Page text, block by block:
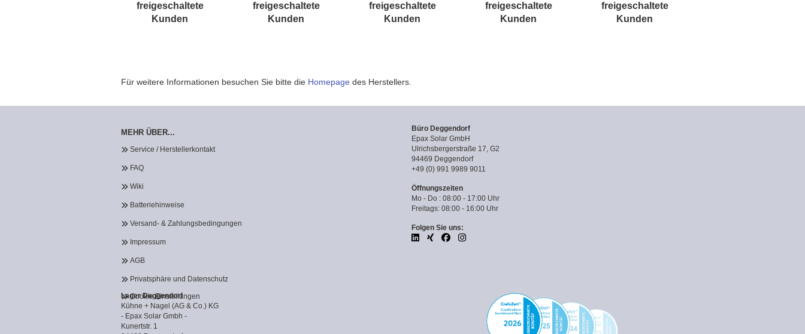
freigeschaltete
Kunden
freigeschaltete
Kunden
freigeschaltete
Kunden
freigeschaltete
Kunden
freigeschaltete
Kunden
Für weitere Informationen besuchen Sie bitte die Homepage des Herstellers.
MEHR ÜBER...
Service / Herstellerkontakt
FAQ
Wiki
Batteriehinweise
Versand- & Zahlungsbedingungen
Impressum
AGB
Privatsphäre und Datenschutz
Cookie Einstellungen
Büro Deggendorf
Epax Solar GmbH
Ulrichsbergerstraße 17, G2
94469 Deggendorf
+49 (0) 991 9989 9011
Öffnungszeiten
Mo - Do : 08:00 - 17:00 Uhr
Freitags: 08:00 - 16:00 Uhr
Folgen Sie uns:
Lager Deggendorf
Kühne + Nagel (AG & Co.) KG
- Epax Solar Gmbh -
Kunertstr. 1